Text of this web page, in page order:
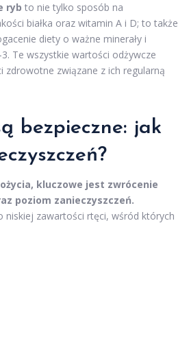
ryb to nie tylko sposób na
białka oraz witamin A i D; to także
diety o ważne minerały i
Te wszystkie wartości odżywcze
zdrowotne związane z ich regularną
bezpieczne: jak
kluczowe jest zwrócenie
poziom zanieczyszczeń.
niskiej zawartości rtęci, wśród których